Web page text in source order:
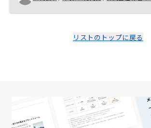
リストのトップに戻る